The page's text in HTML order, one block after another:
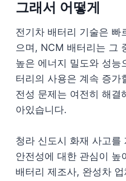
그래서 어떻게
전기차 배터리 기술은 빠
으며, NCM 배터리는 그
높은 에너지 밀도와 성능
터리의 사용은 계속 증가
전성 문제는 여전히 해결
아있습니다.
청라 신도시 화재 사고를
안전성에 대한 관심이 높
배터리 제조사, 완성차